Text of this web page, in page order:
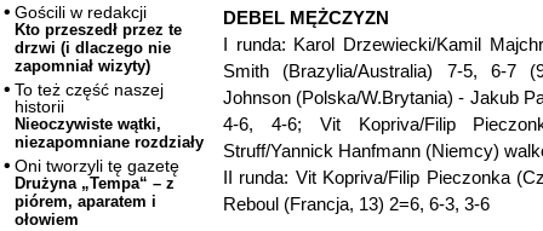
Gościli w redakcji
Kto przeszedł przez te
drzwi (i dlaczego nie
zapomniał wizyty)
To też część naszej
historii
Nieoczywiste wątki,
niezapomniane rozdziały
Oni tworzyli tę gazetę
Drużyna „Tempa“ – z
piórem, aparatem i
ołowiem
DEBEL MĘŻCZYZN
I runda: Karol Drzewiecki/Kamil
Smith (Brazylia/Australia) 7-5, 6-7
Johnson (Polska/W.Brytania) - Jakub
4-6, 4-6; Vit Kopriva/Filip
Struff/Yannick Hanfmann (Niemcy)
II runda: Vit Kopriva/Filip Pieczonka
Reboul (Francja, 13) 2=6, 6-3, 3-6